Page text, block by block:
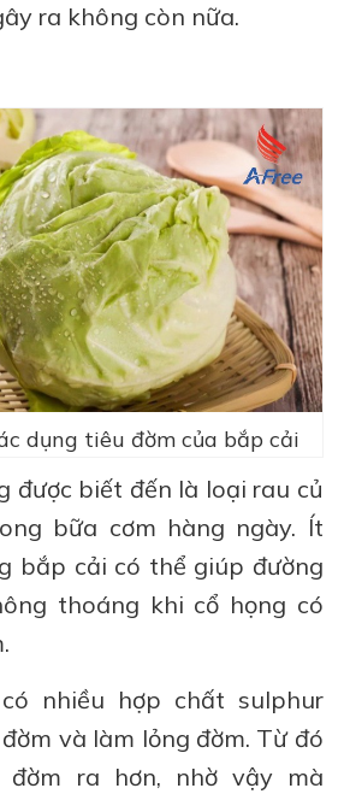
ra không còn nữa.
dụng tiêu đờm của bắp cải
được biết đến là loại rau củ
bữa cơm hàng ngày. Ít
bắp cải có thể giúp đường
thoáng khi cổ họng có
nhiều hợp chất sulphur
và làm lỏng đờm. Từ đó
đờm ra hơn, nhờ vậy mà